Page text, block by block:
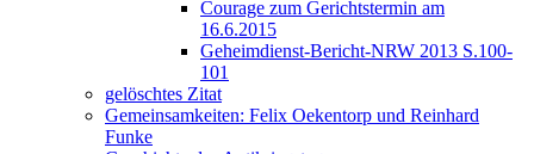
Courage zum Gerichtstermin am
16.6.2015
Geheimdienst-Bericht-NRW 2013 S.100-
101
gelöschtes Zitat
Gemeinsamkeiten: Felix Oekentorp und Reinhard
Funke